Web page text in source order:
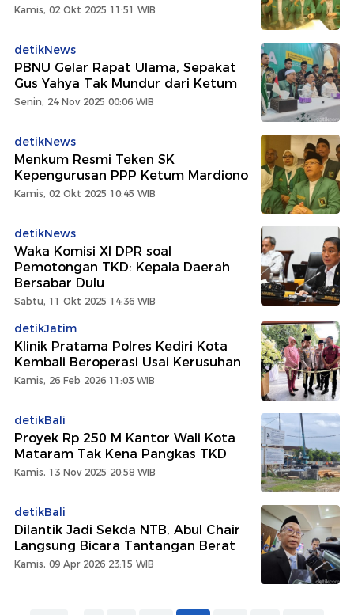
Kamis, 02 Okt 2025 11:51 WIB
detikNews
PBNU Gelar Rapat Ulama, Sepakat
Gus Yahya Tak Mundur dari Ketum
Senin, 24 Nov 2025 00:06 WIB
detikNews
Menkum Resmi Teken SK
Kepengurusan PPP Ketum Mardiono
Kamis, 02 Okt 2025 10:45 WIB
detikNews
Waka Komisi XI DPR soal
Pemotongan TKD: Kepala Daerah
Bersabar Dulu
Sabtu, 11 Okt 2025 14:36 WIB
detikJatim
Klinik Pratama Polres Kediri Kota
Kembali Beroperasi Usai Kerusuhan
Kamis, 26 Feb 2026 11:03 WIB
detikBali
Proyek Rp 250 M Kantor Wali Kota
Mataram Tak Kena Pangkas TKD
Kamis, 13 Nov 2025 20:58 WIB
detikBali
Dilantik Jadi Sekda NTB, Abul Chair
Langsung Bicara Tantangan Berat
Kamis, 09 Apr 2026 23:15 WIB